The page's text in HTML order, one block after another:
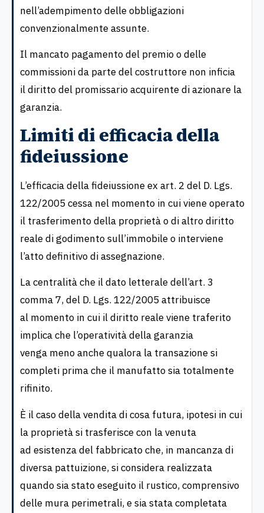
nell’adempimento delle obbligazioni
convenzionalmente assunte.
Il mancato pagamento del premio o delle
commissioni da parte del costruttore non inficia
il diritto del promissario acquirente di azionare la
garanzia.
Limiti di efficacia della
fideiussione
L’efficacia della fideiussione ex art. 2 del D. Lgs.
122/2005 cessa nel momento in cui viene operato
il trasferimento della proprietà o di altro diritto
reale di godimento sull’immobile o interviene
l’atto definitivo di assegnazione.
La centralità che il dato letterale dell’art. 3
comma 7, del D. Lgs. 122/2005 attribuisce
al momento in cui il diritto reale viene traferito
implica che l’operatività della garanzia
venga meno anche qualora la transazione si
completi prima che il manufatto sia totalmente
rifinito.
È il caso della vendita di cosa futura, ipotesi in cui
la proprietà si trasferisce con la venuta
ad esistenza del fabbricato che, in mancanza di
diversa pattuizione, si considera realizzata
quando sia stato eseguito il rustico, comprensivo
delle mura perimetrali, e sia stata completata